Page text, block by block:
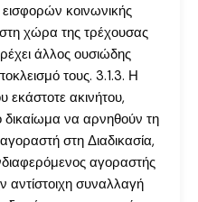
κοινωνικής
χώρα της τρέχουσας
άλλος ουσιώδης
τους. 3.1.3. Η
εκάστοτε ακινήτου,
να αρνηθούν τη
στη Διαδικασία,
αγοραστής
αντίστοιχη συναλλαγή